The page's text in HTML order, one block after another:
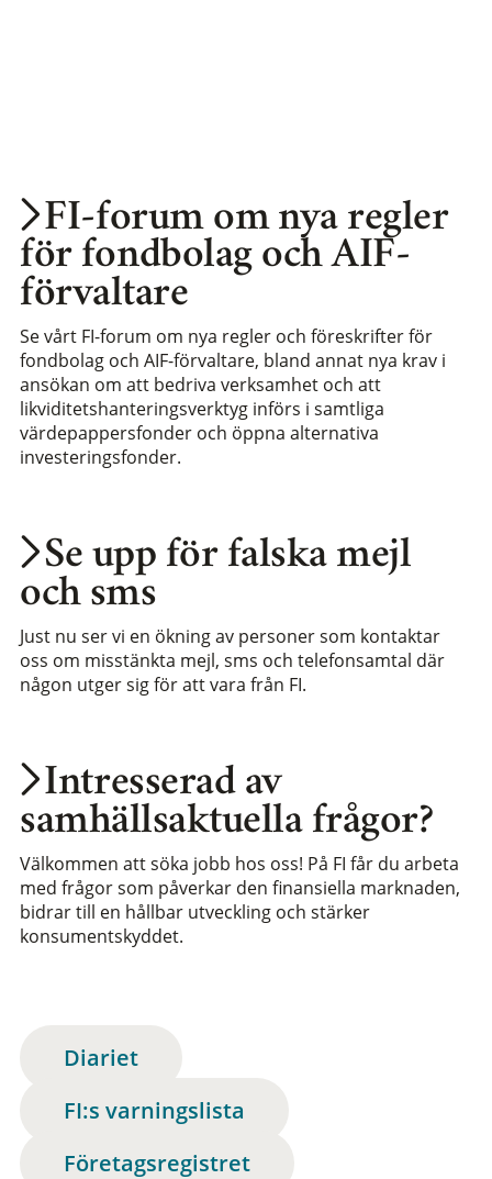
Intresserad av
samhällsaktuella frågor?
Välkommen att söka jobb hos oss! På FI får du arbeta
med frågor som påverkar den finansiella marknaden,
bidrar till en hållbar utveckling och stärker
konsumentskyddet.
Se upp för falska mejl
och sms
Just nu ser vi en ökning av personer som kontaktar
oss om misstänkta mejl, sms och telefonsamtal där
någon utger sig för att vara från FI.
FI-forum om nya regler
för fondbolag och AIF-
förvaltare
Se vårt FI-forum om nya regler och föreskrifter för
fondbolag och AIF-förvaltare, bland annat nya krav i
ansökan om att bedriva verksamhet och att
likviditetshanteringsverktyg införs i samtliga
värdepappersfonder och öppna alternativa
investeringsfonder.
Diariet
FI:s varningslista
Företagsregistret